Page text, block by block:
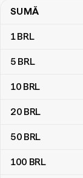
Tabel de conversie
SUMĂ
1BRL
5 BRL
10 BRL
20 BRL
50 BRL
100 BRL